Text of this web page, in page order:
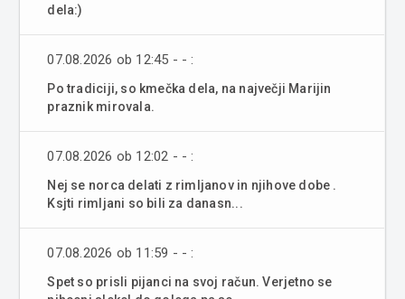
dela:)
07.08.2026 ob 12:45 - - :
Po tradiciji, so kmečka dela, na največji Marijin
praznik mirovala.
07.08.2026 ob 12:02 - - :
Nej se norca delati z rimljanov in njihove dobe .
Ksjti rimljani so bili za danasn...
07.08.2026 ob 11:59 - - :
Spet so prisli pijanci na svoj račun. Verjetno se